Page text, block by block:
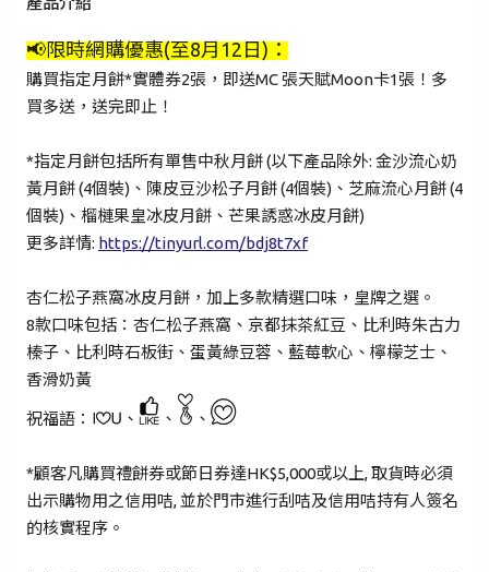
手提電話登入 電郵地址登入
已驗證之手提電話號碼*
密碼*
登入
📢限時網購優惠(至8月12日)：
購買指定月餅*實體券2張，即送MC 張天賦Moon卡1張！多
買多送，送完即止！
*指定月餅包括所有單售中秋月餅 (以下產品除外: 金沙流心奶
黃月餅 (4個裝)、陳皮豆沙松子月餅 (4個裝)、芝麻流心月餅 (4
個裝)、榴槤果皇冰皮月餅、芒果誘惑冰皮月餅)
更多詳情: https://tinyurl.com/bdj8t7xf
杏仁松子燕窩冰皮月餅，加上多款精選口味，皇牌之選。
8款口味包括：杏仁松子燕窩、京都抹茶紅豆、比利時朱古力
榛子、比利時石板街、蛋黃綠豆蓉、藍莓軟心、檸檬芝士、
香滑奶黃
祝福語： 、 、 、
*顧客凡購買禮餅券或節日券達HK$5,000或以上, 取貨時必須
出示購物用之信用咭, 並於門市進行刮咭及信用咭持有人簽名
的核實程序。